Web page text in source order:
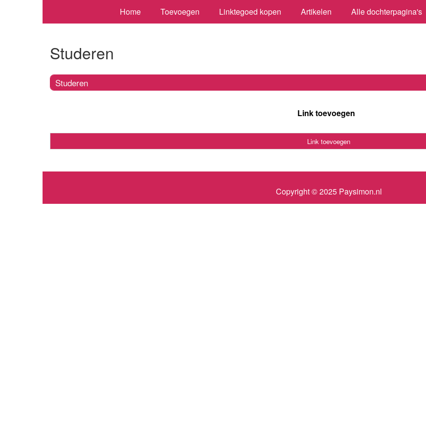
Home Toevoegen Linktegoed kopen Artikelen Alle dochterpagina's
Studeren
Studeren
Link toevoegen
Link toevoegen
Copyright © 2025 Paysimon.nl